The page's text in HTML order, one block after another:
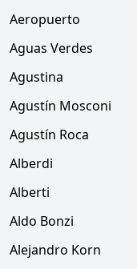
Aeropuerto
Aguas Verdes
Agustina
Agustín Mosconi
Agustín Roca
Alberdi
Alberti
Aldo Bonzi
Alejandro Korn